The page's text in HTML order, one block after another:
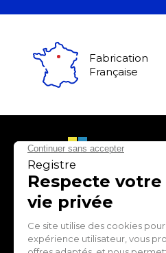
Fabrication
Française
contact@ forumfran ce.fr